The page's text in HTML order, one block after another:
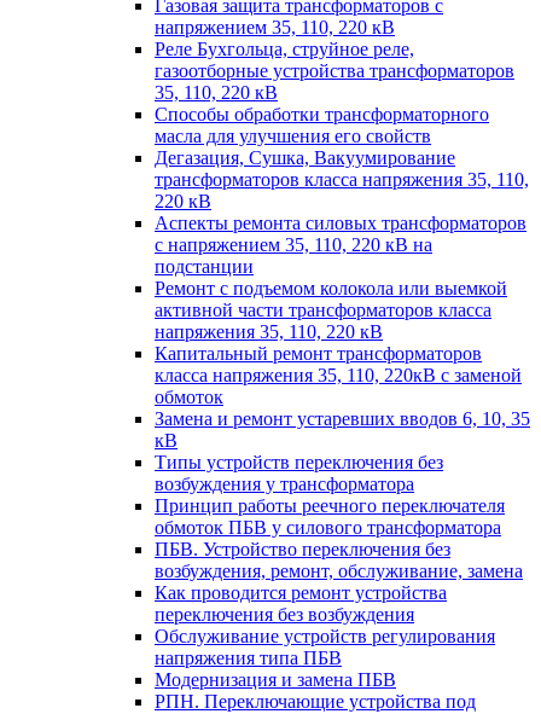
Газовая защита трансформаторов с
напряжением 35, 110, 220 кВ
Реле Бухгольца, струйное реле,
газоотборные устройства трансформаторов
35, 110, 220 кВ
Способы обработки трансформаторного
масла для улучшения его свойств
Дегазация, Сушка, Вакуумирование
трансформаторов класса напряжения 35, 110,
220 кВ
Аспекты ремонта силовых трансформаторов
с напряжением 35, 110, 220 кВ на
подстанции
Ремонт с подъемом колокола или выемкой
активной части трансформаторов класса
напряжения 35, 110, 220 кВ
Капитальный ремонт трансформаторов
класса напряжения 35, 110, 220кВ с заменой
обмоток
Замена и ремонт устаревших вводов 6, 10, 35
кВ
Типы устройств переключения без
возбуждения у трансформатора
Принцип работы реечного переключателя
обмоток ПБВ у силового трансформатора
ПБВ. Устройство переключения без
возбуждения, ремонт, обслуживание, замена
Как проводится ремонт устройства
переключения без возбуждения
Обслуживание устройств регулирования
напряжения типа ПБВ
Модернизация и замена ПБВ
РПН. Переключающие устройства под